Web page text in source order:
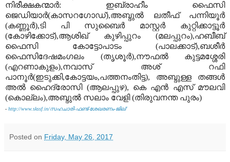
നിരീക്ഷകന്മാര്‍: ഇബ്രാഹീം ഫൈസി
ജെഡിയാര്‍(കാസറഗോഡ്),അബ്ദുല്‍ ലതീഫ് പന്നിയൂര്‍
(കണ്ണൂര്‍),ടി പി സുബൈര്‍ മാസ്റ്റര്‍ കുറ്റിക്കാട്ടൂര്‍
(കോഴിക്കോട്),ആശിഖ് കുഴിപ്പുറം (മലപ്പുറം),ഹബീബ്
ഫൈസി കോട്ടോപാടം (പാലക്കാട്),ബശീര്‍
ഫൈസിദേഷമംഗലം (തൃശൂര്‍),നൗഫല്‍ കുട്ടമശ്ശേരി
(എറണാകുളം),നവാസ് അശ് റഫി
പാനൂര്‍(ഇടുക്കി,കോട്ടയം,പത്തനംതിട്ട), അബ്ദുള്ള തങ്ങള്‍
അല്‍ ഹൈദ്രോസി (ആലപ്പുഴ), കെ എന്‍ എസ് മൗലവി
(കൊല്ലം),അബ്ദുല്‍ സലാം വേളി (തിരുവനന്ത പുരം)
- http://www.skssf.in/സഹചാരി-ഫണ്ട്-ശേഖരണം-ജില്/
Posted on Friday, May 26, 2017